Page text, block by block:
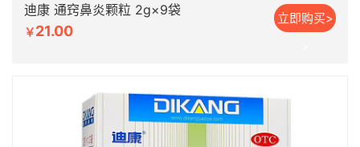
迪康 通窍鼻炎颗粒 2g×9袋
￥21.00
立即购买>